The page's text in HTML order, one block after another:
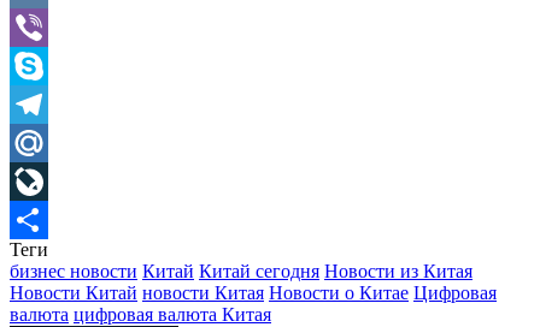
VK
Viber
Skype
Telegram
Mail.Ru
LiveJournal
Отправить
Теги
бизнес новости Китай Китай сегодня Новости из Китая
Новости Китай новости Китая Новости о Китае Цифровая
валюта цифровая валюта Китая